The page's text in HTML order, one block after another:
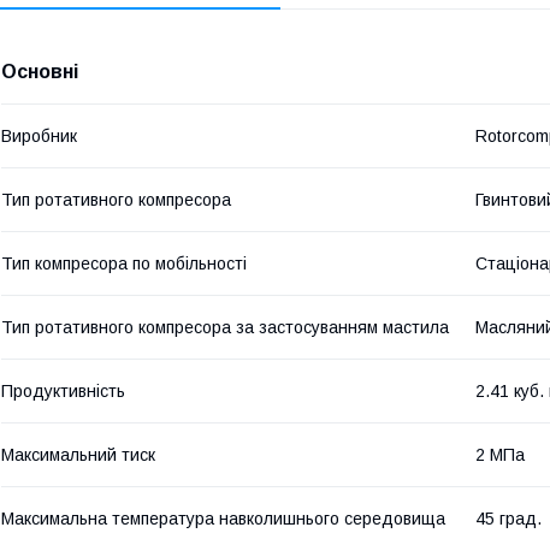
Основні
Виробник
Тип ротативного компресора
Тип компресора по мобільності
Тип ротативного компресора за застосуванням мастила
Продуктивність 2.41 куб.
Максимальний тиск 2 МПа
Максимальна температура навколишнього середовища 45 град.